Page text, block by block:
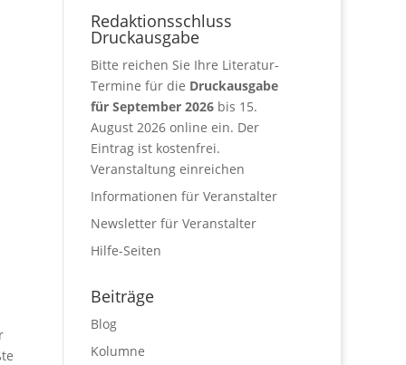
Redaktionsschluss
Druckausgabe
Bitte reichen Sie Ihre Literatur-
Termine für die Druckausgabe
für September 2026 bis 15.
August 2026 online ein. Der
Eintrag ist kostenfrei.
Veranstaltung einreichen
Informationen für Veranstalter
Newsletter für Veranstalter
Hilfe-Seiten
Beiträge
Blog
Kolumne